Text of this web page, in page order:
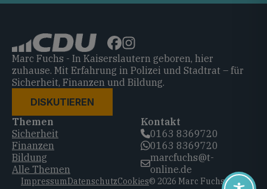
Marc Fuchs - In Kaiserslautern geboren, hier
zuhause. Mit Erfahrung in Polizei und Stadtrat – für
Sicherheit, Finanzen und Bildung.
DISKUTIEREN
Themen
Sicherheit
Finanzen
Bildung
Alle Themen
Kontakt
0163 8369720‬
0163 8369720‬
marcfuchs@t-
online.de
ImpressumDatenschutzCookies© 2026 Marc Fuchs, CDU